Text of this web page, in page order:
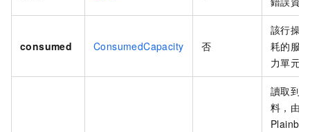
consumed ConsumedCapacity 否
該行操
耗的服
力單元。
讀取到
料，由